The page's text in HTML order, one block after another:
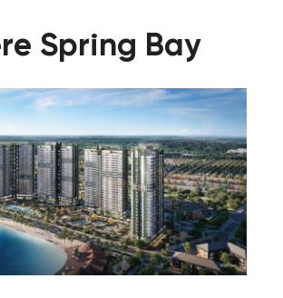
Spring Bay